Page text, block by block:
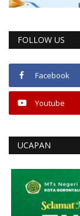
FOLLOW US
Facebook
Youtube
UCAPAN